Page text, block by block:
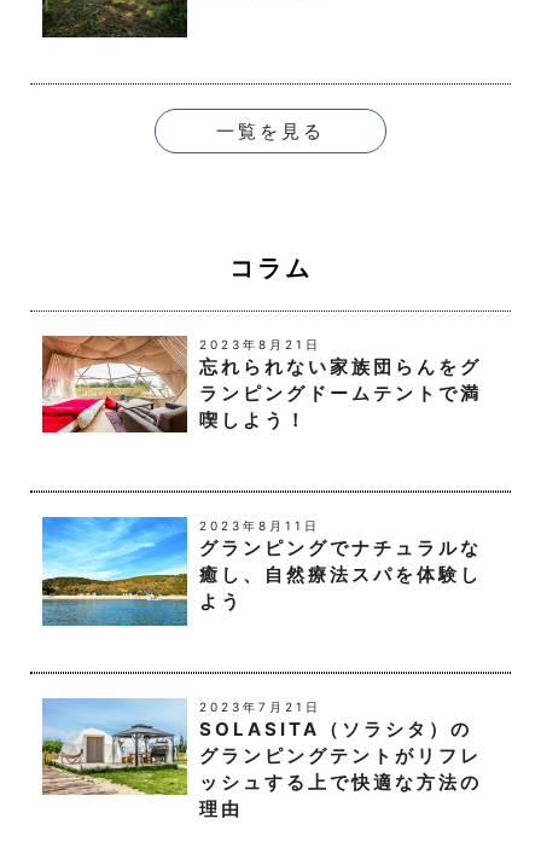
たときは，遅滞なく，これをユーザーに通知しま
す。
場合であって，ユーザーの権利利益を保護するた
めに必要なこれに代わるべき措置をとれる場合
更）
本ポリシーの内容は，法令その他本ポリシーに別
段の定めのある事項を除いて，ユーザーに通知す
ることなく，変更することができるものとしま
す。
当社が別途定める場合を除いて，変更後のプライ
第10条（お問い合わせ窓口）
本ポリシーに関するお問い合わせは，下記の窓口
までお願いいたします。
以上
一覧を見る
コラム
2023年8月21日
忘れられない家族団らんをグ
ランピングドームテントで満
喫しよう！
2023年8月11日
グランピングでナチュラルな
癒し、自然療法スパを体験し
よう
2023年7月21日
SOLASITA（ソラシタ）の
グランピングテントがリフレ
ッシュする上で快適な方法の
理由